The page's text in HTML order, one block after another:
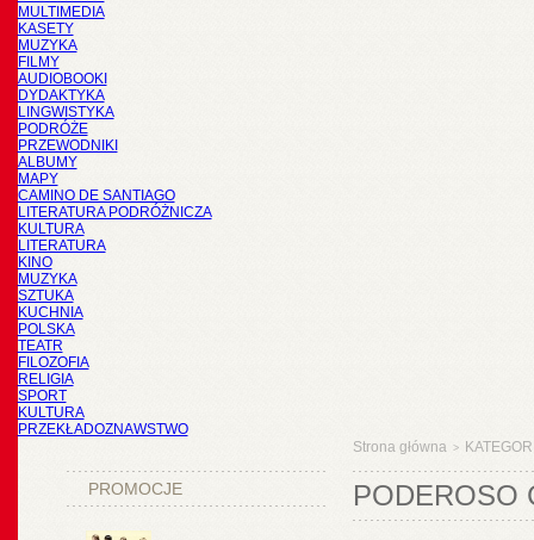
MULTIMEDIA
KASETY
MUZYKA
FILMY
AUDIOBOOKI
DYDAKTYKA
LINGWISTYKA
PODRÓŻE
PRZEWODNIKI
ALBUMY
MAPY
CAMINO DE SANTIAGO
LITERATURA PODRÓŻNICZA
KULTURA
LITERATURA
KINO
MUZYKA
SZTUKA
KUCHNIA
POLSKA
TEATR
FILOZOFIA
RELIGIA
SPORT
KULTURA
PRZEKŁADOZNAWSTWO
PROMOCJE
Strona główna >
PODEROSO